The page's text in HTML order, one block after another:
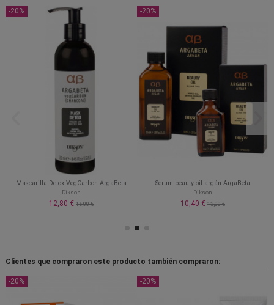
-20%
Mascarilla Detox VegCarbon ArgaBeta
Dikson
12,80 € 16,00 €
-20%
Serum beauty oil argán ArgaBeta
Dikson
10,40 € 13,00 €
Clientes que compraron este producto también compraron:
-20% -20%